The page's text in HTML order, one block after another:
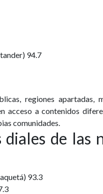
94.7
regiones apartadas,
acceso a contenidos
comunidades.
diales de las
93.3